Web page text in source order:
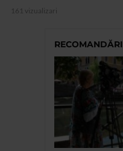
161 vizualizari
RECOMANDĂRI